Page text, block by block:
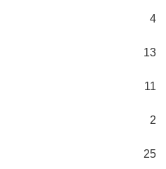
4
13
11
2
25